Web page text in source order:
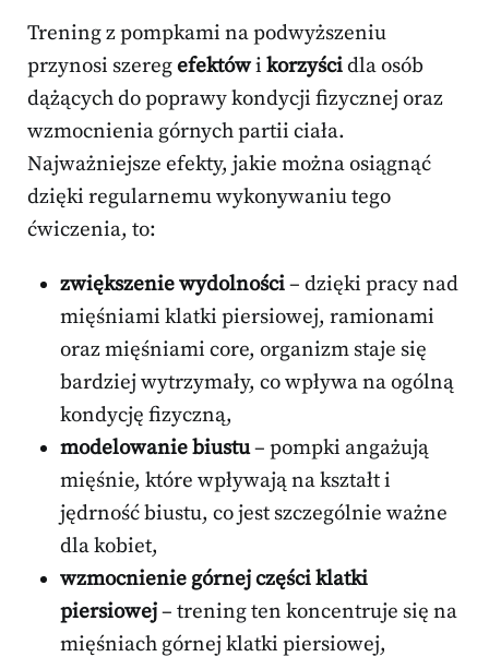
Trening z pompkami na podwyższeniu
przynosi szeregefektówi korzyścidla osób
dążących do poprawy kondycji fizycznej oraz
wzmocnienia górnych partii ciała.
Najważniejsze efekty, jakie można osiągnąć
dzięki regularnemu wykonywaniu tego
ćwiczenia, to:
zwiększenie wydolności– dzięki pracy nad
mięśniami klatki piersiowej, ramionami
oraz mięśniami core, organizm staje się
bardziej wytrzymały, co wpływa na ogólną
kondycję fizyczną,
modelowanie biustu– pompki angażują
mięśnie, które wpływają na kształt i
jędrność biustu, co jest szczególnie ważne
dla kobiet,
wzmocnienie górnej części klatki
piersiowej– trening ten koncentruje się na
mięśniach górnej klatki piersiowej,